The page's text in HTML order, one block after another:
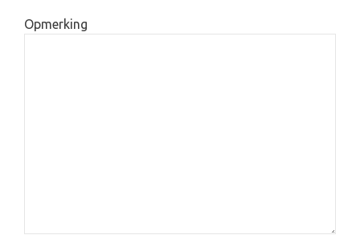
Opmerking